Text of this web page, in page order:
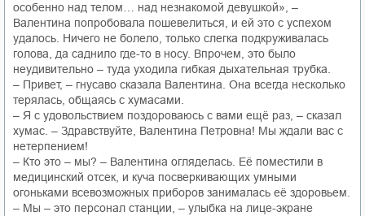
особенно над телом… над незнакомой девушкой», –
Валентина попробовала пошевелиться, и ей это с успехом
удалось. Ничего не болело, только слегка подкруживалась
голова, да саднило где-то в носу. Впрочем, это было
неудивительно – туда уходила гибкая дыхательная трубка.
– Привет, – гнусаво сказала Валентина. Она всегда несколько
терялась, общаясь с хумасами.
– Я с удовольствием поздороваюсь с вами ещё раз, – сказал
хумас. – Здравствуйте, Валентина Петровна! Мы ждали вас с
нетерпением!
– Кто это – мы? – Валентина огляделась. Её поместили в
медицинский отсек, и куча посверкивающих умными
огоньками всевозможных приборов занималась её здоровьем.
– Мы – это персонал станции, – улыбка на лице-экране